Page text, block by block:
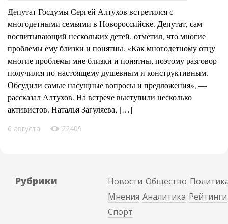
Депутат Госдумы Сергей Алтухов встретился с
многодетными семьями в Новороссийске. Депутат, сам
воспитывающий нескольких детей, отметил, что многие
проблемы ему близки и понятны. «Как многодетному отцу
многие проблемы мне близки и понятны, поэтому разговор
получился по-настоящему душевным и конструктивным.
Обсудили самые насущные вопросы и предложения», —
рассказал Алтухов. На встрече выступили несколько
активистов. Наталья Загуляева, […]
6 августа 22409
Рубрики Новости Общество
Мнения Аналитика Рейтинги
Спорт